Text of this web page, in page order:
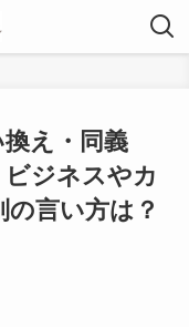
換え・同義
ジネスやカ
言い方は？